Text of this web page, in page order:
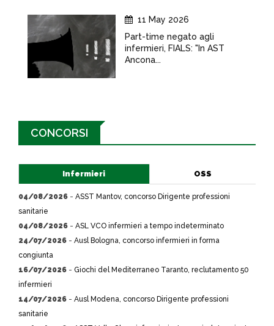
11 May 2026
Part-time negato agli
infermieri, FIALS: "In AST
Ancona...
CONCORSI
Infermieri OSS
04/08/2026 - ASST Mantov, concorso Dirigente professioni
sanitarie
04/08/2026 - ASL VCO infermieri a tempo indeterminato
24/07/2026 - Ausl Bologna, concorso infermieri in forma
congiunta
16/07/2026 - Giochi del Mediterraneo Taranto, reclutamento 50
infermieri
14/07/2026 - Ausl Modena, concorso Dirigente professioni
sanitarie